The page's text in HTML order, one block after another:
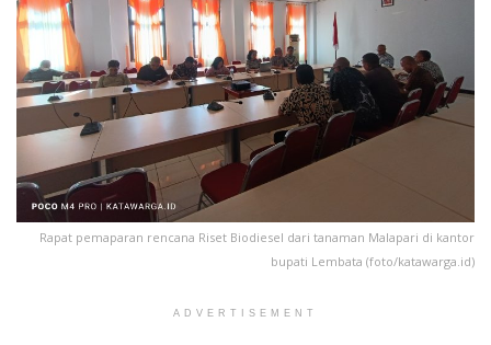
Rapat pemaparan rencana Riset Biodiesel dari tanaman Malapari di kantor
bupati Lembata (foto/katawarga.id)
ADVERTISEMENT